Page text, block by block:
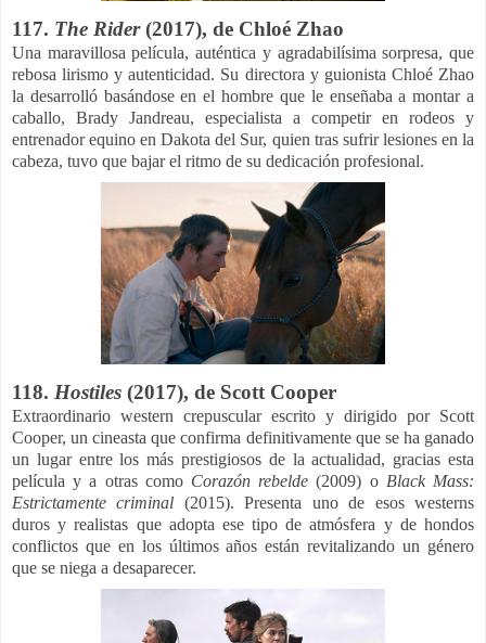
117. The Rider(2017), de Chloé Zhao
Una maravillosa película, auténtica y agradabilísima sorpresa, que
rebosa lirismo y autenticidad. Su directora y guionista Chloé Zhao
la desarrolló basándose en el hombre que le enseñaba a montar a
caballo, Brady Jandreau, especialista a competir en rodeos y
entrenador equino en Dakota del Sur, quien tras sufrir lesiones en la
cabeza, tuvo que bajar el ritmo de su dedicación profesional.
118. Hostiles (2017), de Scott Cooper
Extraordinario western crepuscular escrito y dirigido por Scott
Cooper, un cineasta que confirma definitivamente que se ha ganado
un lugar entre los más prestigiosos de la actualidad, gracias esta
película y a otras como Corazón rebelde (2009) o Black Mass:
Estrictamente criminal (2015). Presenta uno de esos westerns
duros y realistas que adopta ese tipo de atmósfera y de hondos
conflictos que en los últimos años están revitalizando un género
que se niega a desaparecer.